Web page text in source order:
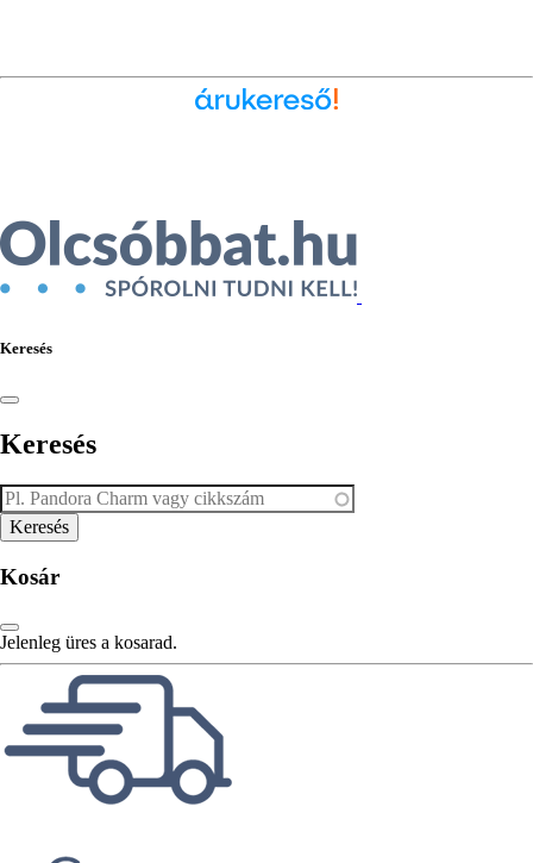
Keresés
Keresés
Kosár
Jelenleg üres a kosarad.